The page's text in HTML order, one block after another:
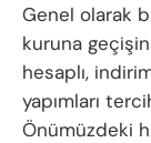
Genel olarak
kuruna
hesaplı,
yapımları
Önümüzdeki